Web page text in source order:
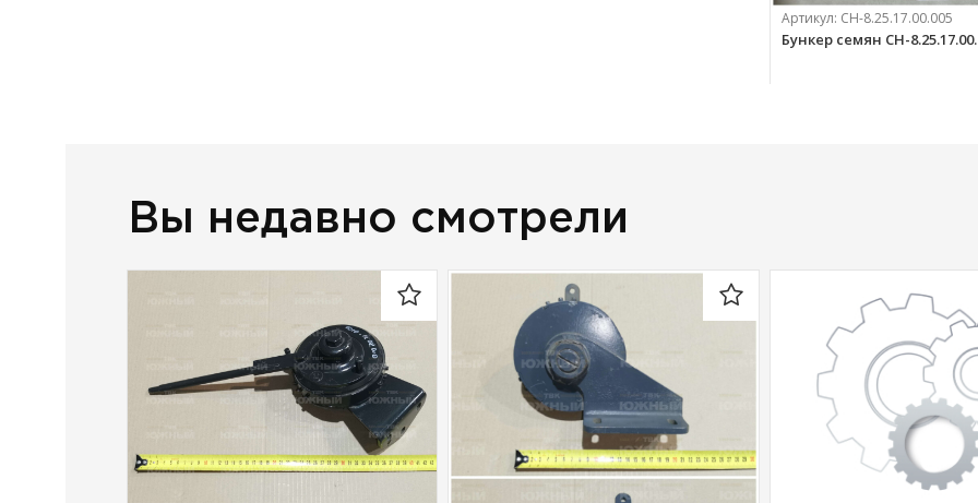
Артикул: СН-8.25.17.00.005
Бункер семян СН-
Вы недавно смотрели